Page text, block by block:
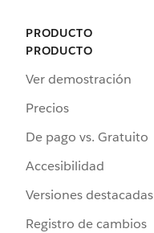
PRODUCTO
PRODUCTO
Ver demostración
Precios
De pago vs. Gratuito
Accesibilidad
Versiones destacadas
Registro de cambios